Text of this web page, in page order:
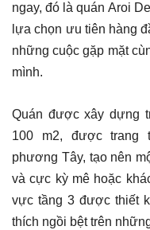
ngay, đó là quán Aroi
lựa chọn ưu tiên hàng
những cuộc gặp mặt
mình.
Quán được xây dựng
100 m2, được trang
phương Tây, tạo nên
và cực kỳ mê hoặc
vực tầng 3 được thiết
thích ngồi bệt trên